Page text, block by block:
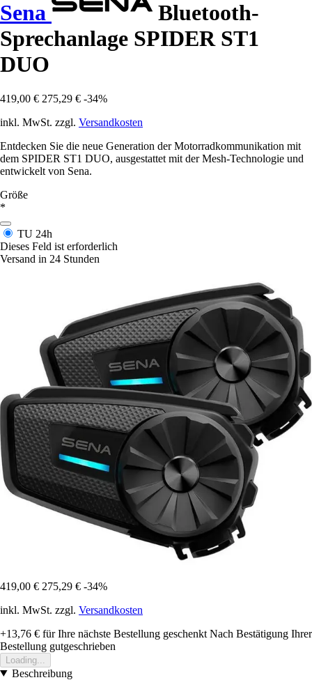
Sena
Bluetooth-
Sprechanlage SPIDER ST1
DUO
419,00 € 275,29 € -34%
inkl. MwSt. zzgl. Versandkosten
Entdecken Sie die neue Generation der Motorradkommunikation mit
dem SPIDER ST1 DUO, ausgestattet mit der Mesh-Technologie und
entwickelt von Sena.
Größe
*
TU 24h
Dieses Feld ist erforderlich
Versand in 24 Stunden
419,00 € 275,29 € -34%
inkl. MwSt. zzgl. Versandkosten
+13,76 € für Ihre nächste Bestellung geschenkt Nach Bestätigung Ihrer
Bestellung gutgeschrieben
Loading...
Beschreibung